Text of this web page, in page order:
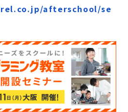
afterschool/se